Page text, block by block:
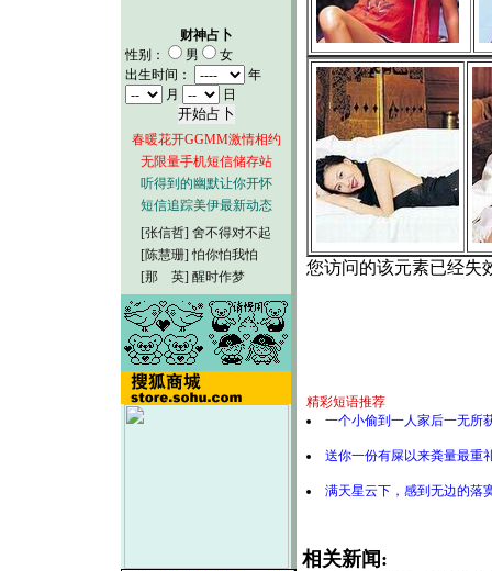
财神占卜
性别：
男
女
出生时间：
年
月
日
春暖花开GGMM激情相约
无限量手机短信储存站
听得到的幽默让你开怀
短信追踪美伊最新动态
[张信哲] 舍不得对不起
[陈慧珊] 怕你怕我怕
[那 英] 醒时作梦
精彩短语推荐
一个小偷到一人家后一无所
送你一份有屎以来粪量最
满天星云下，感到无边的
相关新闻: